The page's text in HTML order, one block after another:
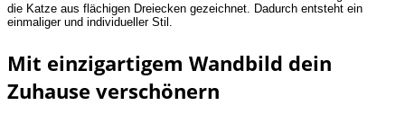
die Katze aus flächigen Dreiecken gezeichnet. Dadurch entsteht ein
einmaliger und individueller Stil.
Mit einzigartigem Wandbild dein
Zuhause verschönern